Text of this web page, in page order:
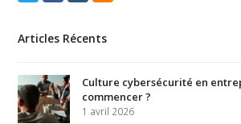
Articles Récents
Culture cybersécurité en
commencer ?
1 avril 2026